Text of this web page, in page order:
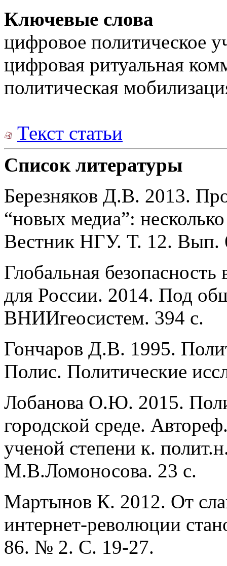
Ключевые слова
цифровое политическое
цифровая ритуальная
политическая
Текст статьи
Список литературы
Березняков Д.В. 2013.
“новых медиа”:
Вестник НГУ. Т. 12. Вып.
Глобальная
для России. 2014. Под
ВНИИгеосистем. 394 с.
Гончаров Д.В. 1995.
Полис. Политические
Лобанова О.Ю. 2015.
городской среде.
ученой степени к.
М.В.Ломоносова. 23 с.
Мартынов К. 2012. От
интернет-революции
86. № 2. С. 19-27.